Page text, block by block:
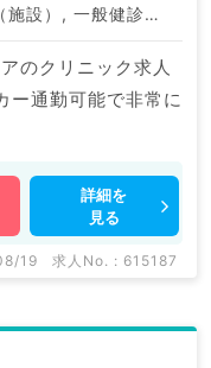
一般外来, 訪問診療（施設）, 一般健診・人間ドック
クリニック求人
ー通勤可能で非常に
詳細を
見る
19 求人No. : 615187